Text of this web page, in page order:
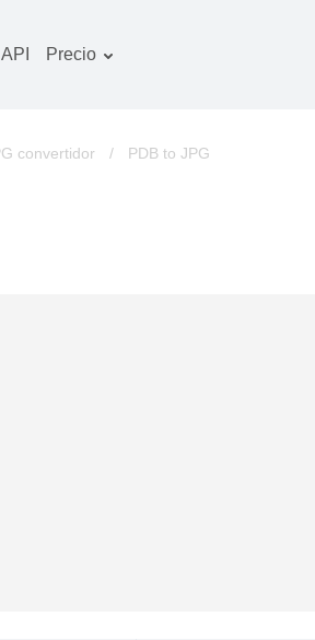
API Precio
convertidor / PDB to JPG